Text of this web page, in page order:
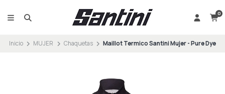
0
Inicio MUJER Chaquetas Maillot Termico Santini Mujer - Pure Dye